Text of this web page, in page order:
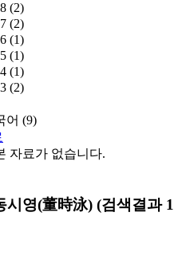
(2)
(2)
(1)
(1)
(1)
(2)
어 (9)
자료가 없습니다.
시영(董時泳) (검색결과